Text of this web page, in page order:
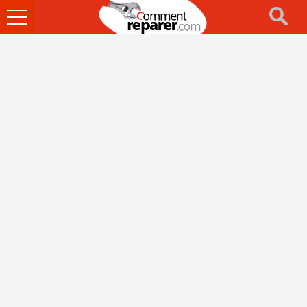
Ouvrir
le